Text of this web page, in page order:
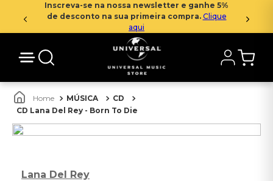
Inscreva-se na nossa newsletter e ganhe 5%
de desconto na sua primeira compra. Clique
aqui
MÚSICA
CD
CD Lana Del Rey - Born To Die
Lana Del Rey